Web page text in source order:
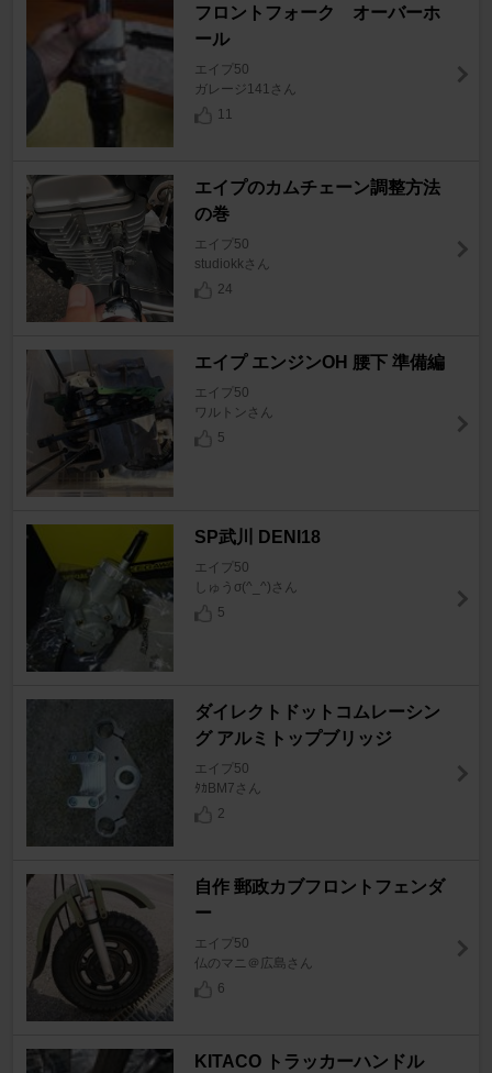
フロントフォーク オーバーホ
ール
エイプ50
ガレージ141さん
11
エイプのカムチェーン調整方法
の巻
エイプ50
studiokkさん
24
エイプ エンジンOH 腰下 準備編
エイプ50
ワルトンさん
5
SP武川 DENI18
エイプ50
しゅうσ(^_^)さん
5
ダイレクトドットコムレーシン
グ アルミトップブリッジ
エイプ50
ﾀｶBM7さん
2
自作 郵政カブフロントフェンダ
ー
エイプ50
仏のマニ＠広島さん
6
KITACO トラッカーハンドル